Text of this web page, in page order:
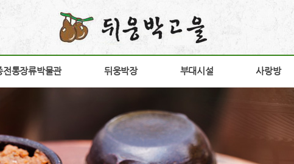
전통장류박물관 뒤웅박장 부대시설 사랑방
전통장류박물관 뒤웅박장 부대시설 사랑방
구
실
상품소개
연구개발
구절초고추장
가비향
전시판매장